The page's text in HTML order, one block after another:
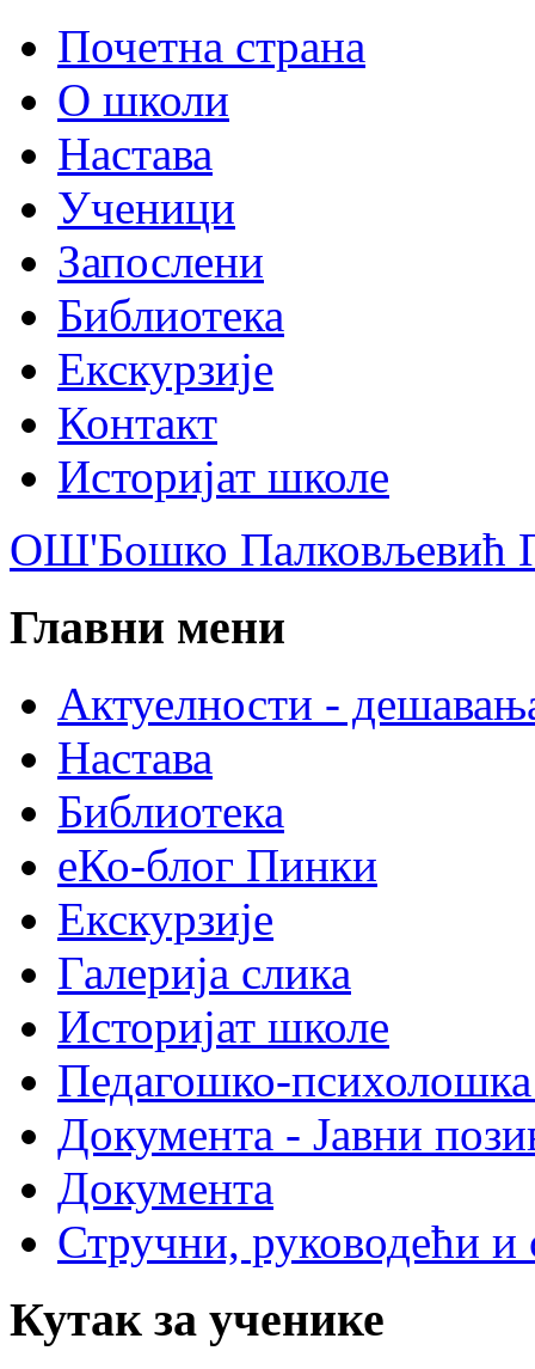
Почетна страна
О школи
Настава
Ученици
Запослени
Библиотека
Екскурзије
Контакт
Историјат школе
ОШ'Бошко Палковљевић
Главни мени
Актуелности -
Настава
Библиотека
еКо-блог Пинки
Екскурзије
Галерија слика
Историјат школе
Педагошко-психолошка
Документа - Јавни
Документа
Стручни, руководећи и
Кутак за ученике